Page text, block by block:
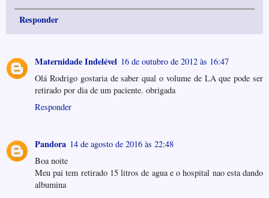
Responder
Maternidade Indelével 16 de outubro de 2012 às 16:47
Olá Rodrigo gostaria de saber qual o volume de LA que pode ser
retirado por dia de um paciente. obrigada
Responder
Pandora 14 de agosto de 2016 às 22:48
Boa noite
Meu pai tem retirado 15 litros de agua e o hospital nao esta dando
albumina